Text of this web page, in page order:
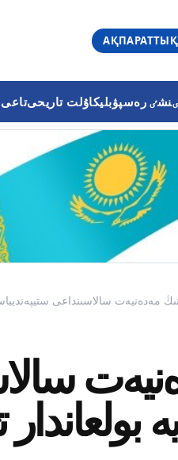
رەسپۋبليكاۇلت تاريحىتاعى
مەدەنيەت سالاسىنداعى